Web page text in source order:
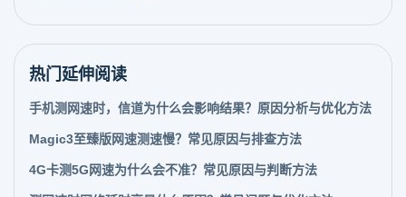
热门延伸阅读
手机测网速时，信道为什么会影响结果？原因分析与优化方法
Magic3至臻版网速测速慢？常见原因与排查方法
4G卡测5G网速为什么会不准？常见原因与判断方法